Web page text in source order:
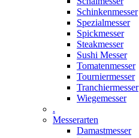
Schinkenmesser
Spezialmesser
Spickmesser
Steakmesser
Sushi Messer
Tomatenmesser
Tourniermesser
Tranchiermesser
Wiegemesser
.
Messerarten
Damastmesser